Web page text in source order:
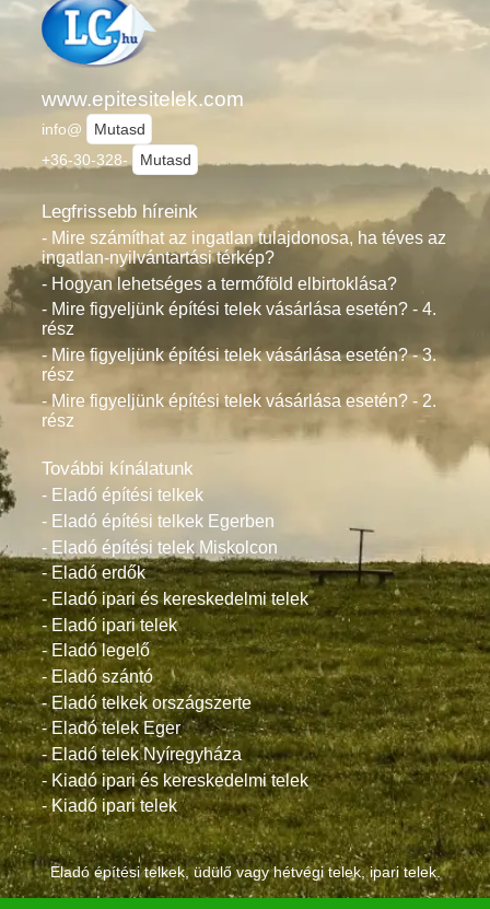
www.epitesitelek.com
info@
Mutasd
+36-30-328-
Mutasd
Legfrissebb híreink
- Mire számíthat az ingatlan tulajdonosa, ha téves az
ingatlan-nyilvántartási térkép?
- Hogyan lehetséges a termőföld elbirtoklása?
- Mire figyeljünk építési telek vásárlása esetén? - 4.
rész
- Mire figyeljünk építési telek vásárlása esetén? - 3.
rész
- Mire figyeljünk építési telek vásárlása esetén? - 2.
rész
További kínálatunk
- Eladó építési telkek
- Eladó építési telkek Egerben
- Eladó építési telek Miskolcon
- Eladó erdők
- Eladó ipari és kereskedelmi telek
- Eladó ipari telek
- Eladó legelő
- Eladó szántó
- Eladó telkek országszerte
- Eladó telek Eger
- Eladó telek Nyíregyháza
- Kiadó ipari és kereskedelmi telek
- Kiadó ipari telek
Eladó építési telkek, üdülő vagy hétvégi telek, ipari telek.